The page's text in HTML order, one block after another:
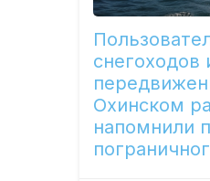
снегоходов
Охинском
напомнили